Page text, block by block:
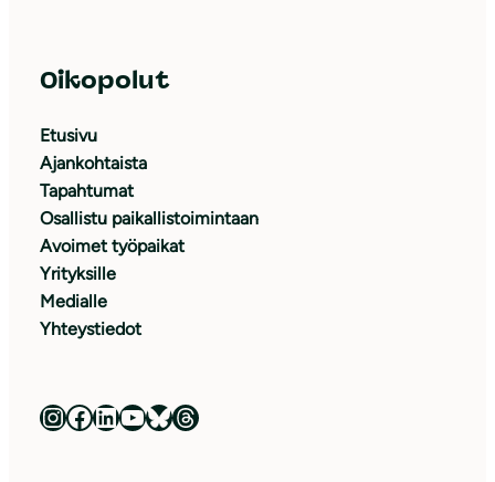
Oikopolut
Etusivu
Ajankohtaista
Tapahtumat
Osallistu paikallistoimintaan
Avoimet työpaikat
Yrityksille
Medialle
Yhteystiedot
Luonnonsuojeluliitto Instagramissa Luonnonsuojeluliitto Facebookissa Luonnonsuojeluliitto LinkedInissä Luonnonsuojeluliiton YouTube-kanava Luonnonsuojeluliitto Blueskyssa Luonnonsuojeluliitto Threadsissa